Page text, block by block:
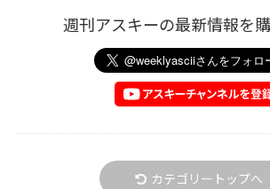
週刊アスキーの最新情報を
カテゴリートップへ